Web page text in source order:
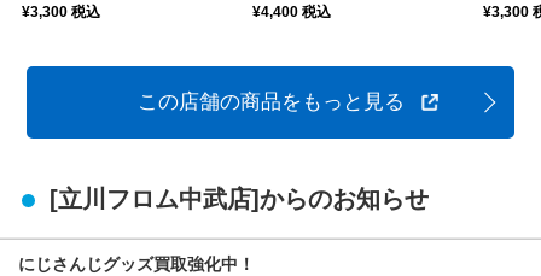
¥3,300 税込
Anniversary Parade
¥4,400 税込
リルス
¥3,300
この店舗の商品をもっと見る
[立川フロム中武店]からのお知らせ
にじさんじグッズ買取強化中！